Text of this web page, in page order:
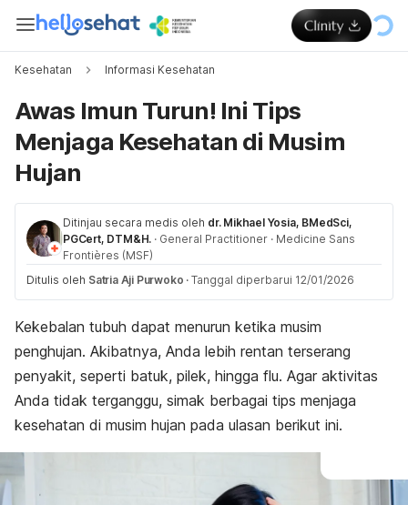
Kesehatan Informasi Kesehatan
Awas Imun Turun! Ini Tips
Menjaga Kesehatan di Musim
Hujan
Ditinjau secara medis oleh dr. Mikhael Yosia, BMedSci,
PGCert, DTM&H. · General Practitioner · Medicine Sans
Frontières (MSF)
Ditulis oleh Satria Aji Purwoko · Tanggal diperbarui 12/01/2026
Kekebalan tubuh dapat menurun ketika musim
penghujan. Akibatnya, Anda lebih rentan terserang
penyakit, seperti batuk, pilek, hingga flu. Agar aktivitas
Anda tidak terganggu, simak berbagai tips menjaga
kesehatan di musim hujan pada ulasan berikut ini.